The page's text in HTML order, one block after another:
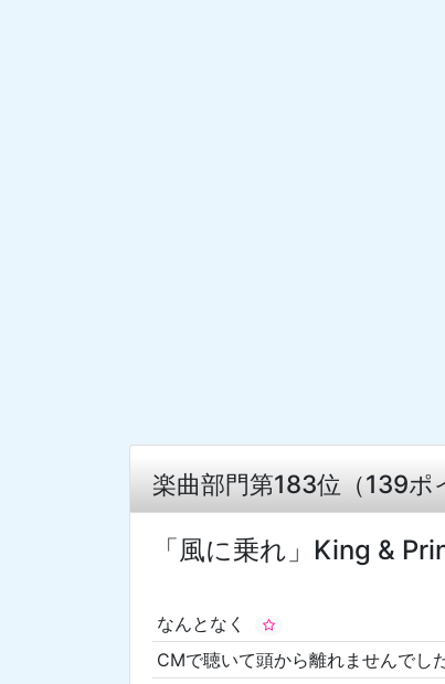
楽曲部門第183位（139ポ
「風に乗れ」King &
なんとなく
CMで聴いて頭から離れませんでし